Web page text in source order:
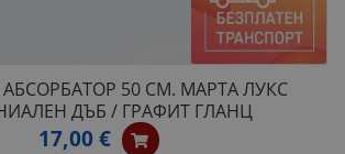
50 СМ. МАРТА ЛУКС
ДЪБ / ГРАФИТ ГЛАНЦ
17,00 €